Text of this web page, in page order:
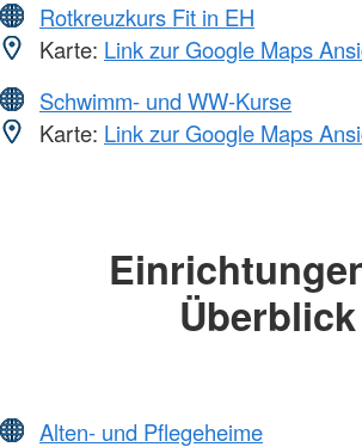
Rotkreuzkurs Fit in EH
Karte: Link zur Google Maps
Schwimm- und WW-Kurse
Karte: Link zur Google Maps
Überblick
Alten- und Pflegeheime